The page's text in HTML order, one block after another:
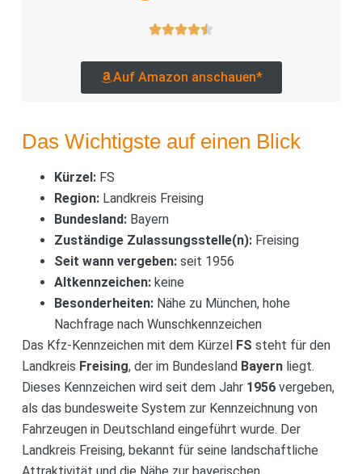
Auf Amazon anschauen*
Das Wichtigste auf einen Blick
Kürzel:FS
Region:Landkreis Freising
Bundesland:Bayern
Zuständige Zulassungsstelle(n):Freising
Seit wann vergeben:seit 1956
Altkennzeichen:keine
Besonderheiten:Nähe zu München, hohe
Nachfrage nach Wunschkennzeichen
Das Kfz-Kennzeichen mit dem Kürzel FS steht für den
Landkreis Freising, der im Bundesland Bayernliegt.
Dieses Kennzeichen wird seit dem Jahr 1956vergeben,
als das bundesweite System zur Kennzeichnung von
Fahrzeugen in Deutschland eingeführt wurde. Der
Landkreis Freising, bekannt für seine landschaftliche
Attraktivität und die Nähe zur bayerischen